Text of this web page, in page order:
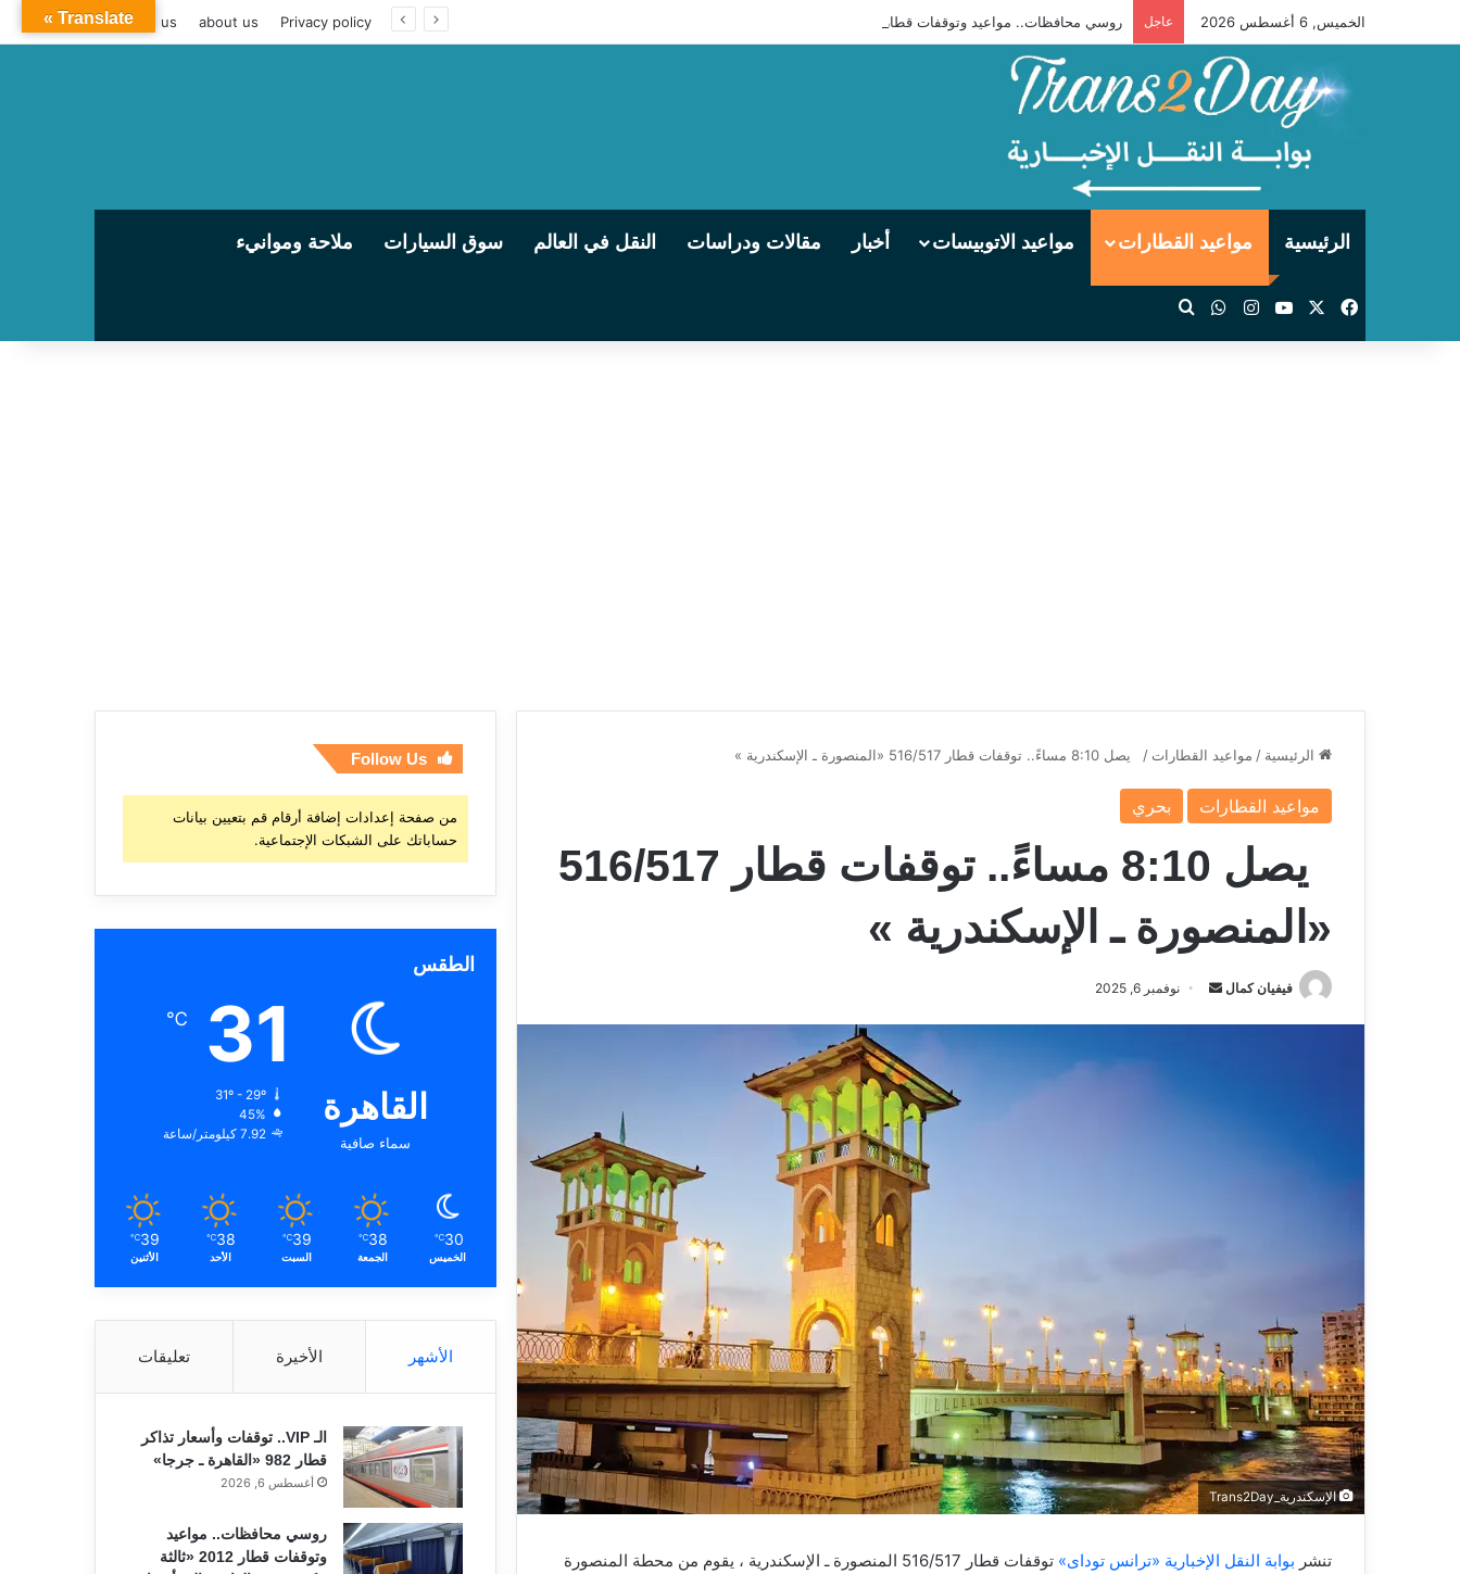
الخميس, 6 أغسطس 2026 عاجل روسي محافظات.. مواعيد وتوقفات قطار 2012 «ثالثة مكيفة» من القاهرة إلى أسوان Privacy policy
about us
contact us
الرئيسية مواعيد القطارات مواعيد الاتوبيسات أخبار مقالات ودراسات النقل في العالم سوق السيارات ملاحة وموانيء
فيسبوك ‫YouTubeانستقرام
واتساب
الرئيسية / مواعيد القطارات / يصل 8:10 مساءً.. توقفات قطار 516/517 «المنصورة ـ الإسكندرية »
مواعيد القطارات بحري
يصل 8:10 مساءً.. توقفات قطار 516/517
«المنصورة ـ الإسكندرية »
فيفيان كمال
و
ن
ي
ا
نوفمبر 6, 2025
الإسكندرية_Trans2Day
تنشر بوابة النقل الإخبارية «ترانس توداى»
توقفات قطار 516/517 المنصورة ـ الإسكندرية ، يقوم من محطة المنصورة
Follow Us
من صفحة إعدادات إضافة أرقام قم بتعيين بيانات
حساباتك على الشبكات الإجتماعية.
الطقس
القاهرة
سماء صافية
31
℃
31º - 29º
45%
7.92 كيلومتر/ساعة
30
℃
الخميس
38
℃
الجمعة
39
℃
السبت
38
℃
الأحد
39
℃
الأثنين
الأشهر الأخيرة تعليقات
الـ VIP.. توقفات وأسعار تذاكر
قطار 982 «القاهرة ـ جرجا»
أغسطس 6, 2026
روسي محافظات.. مواعيد
وتوقفات قطار 2012 «ثالثة
Translate »